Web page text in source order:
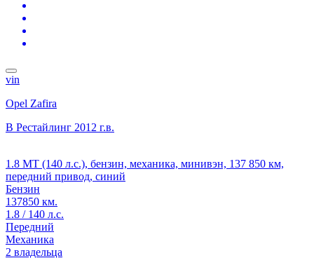
vin
Opel Zafira
B Рестайлинг 2012 г.в.
1.8 MT (140 л.с.), бензин, механика, минивэн, 137 850 км,
передний привод, синий
Бензин
137850 км.
1.8 / 140 л.с.
Передний
Механика
2 владельца